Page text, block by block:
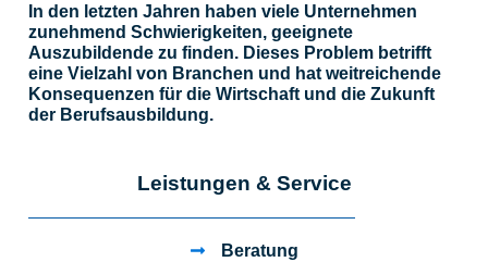
Leistungen & Service
Beratung
In den letzten Jahren haben viele Unternehmen
zunehmend Schwierigkeiten, geeignete
Auszubildende zu finden. Dieses Problem betrifft
eine Vielzahl von Branchen und hat weitreichende
Konsequenzen für die Wirtschaft und die Zukunft
der Berufsausbildung.